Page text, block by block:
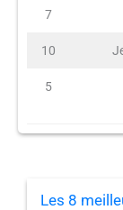
7
10
5
Les 8